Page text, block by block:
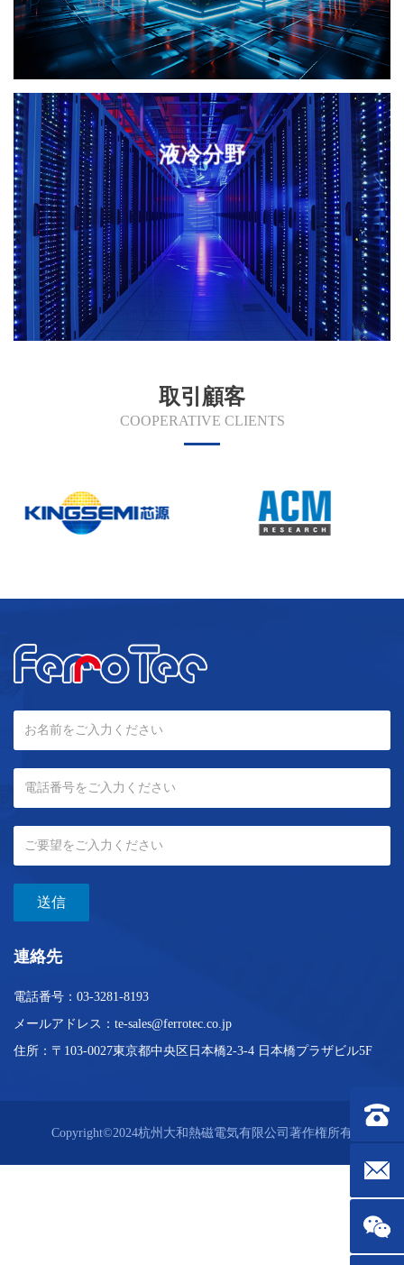
液冷分野
取引顧客
COOPERATIVE CLIENTS
送信
連絡先
電話番号： 03-3281-8193
メールアドレス： te-sales@ferrotec.co.jp
住所：〒103-0027東京都中央区日本橋2-3-4 日本橋プラザビル5F
Copyright©2024杭州大和熱磁電気有限公司著作権所有です。
連絡先
メール